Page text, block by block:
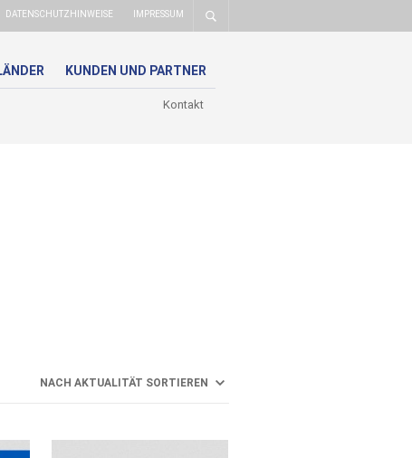
DATENSCHUTZHINWEISE IMPRESSUM
KUNDEN UND PARTNER
Kontakt